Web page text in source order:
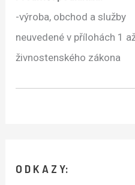
-výroba, obchod a služby
neuvedené v přílohách 1
živnostenského zákona
O D K A Z Y: